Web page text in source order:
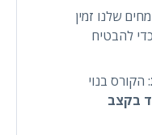
שלנו זמין
להבטיח
: הקורס בנוי
בקצב